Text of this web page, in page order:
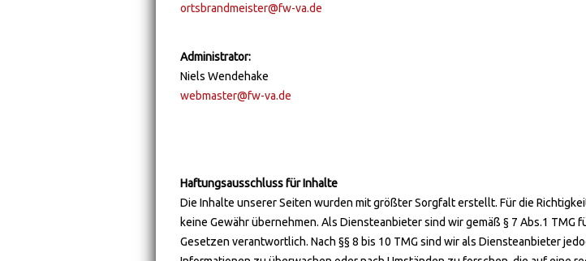
ortsbrandmeister@fw-va.de
Administrator:
Niels Wendehake
webmaster@fw-va.de
Haftungsausschluss für Inhalte
Die Inhalte unserer Seiten wurden mit größter Sorgfalt erstellt. Für die
keine Gewähr übernehmen. Als Diensteanbieter sind wir gemäß § 7 Abs.1
Gesetzen verantwortlich. Nach §§ 8 bis 10 TMG sind wir als Diensteanbieter